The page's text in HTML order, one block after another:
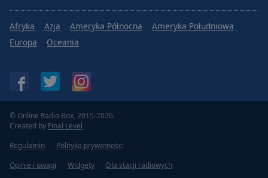
Afryka Azja Ameryka Północna
Ameryka Południowa
Europa
Oceania
© Online Radio Box, 2015-2026.
Created by Final Level
Regulamin
Polityka prywatności
Opinie i uwagi
Widgety Dla stacji radiowych